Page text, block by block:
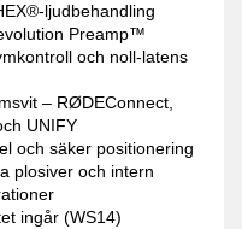
ljudbehandling
Preamp™
och noll-latens
– RØDEConnect,
UNIFY
och säker positionering
plosiver och intern
ingår (WS14)